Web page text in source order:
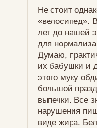
Не стоит
«велосипед».
лет до нашей
для
Думаю,
их бабушки и
этого муку
большой
выпечки. Все
нарушения
виде жира.